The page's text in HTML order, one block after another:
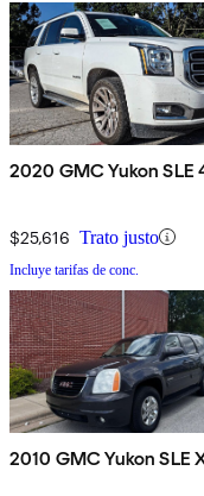
2020 GMC Yukon SLE
$25,616 Trato justo
Incluye tarifas de conc.
2010 GMC Yukon SLE